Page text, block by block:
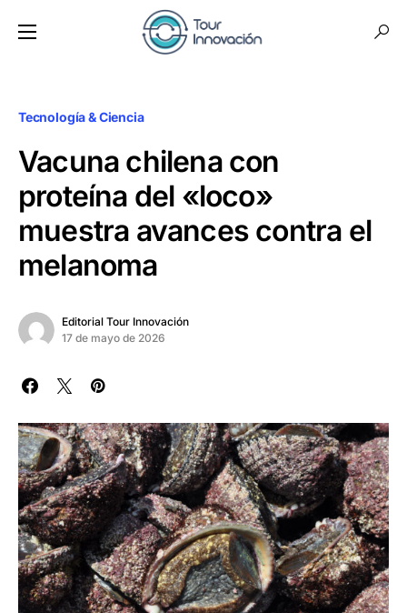
Tecnología & Ciencia
Vacuna chilena con
proteína del «loco»
muestra avances contra el
melanoma
Editorial Tour Innovación
17 de mayo de 2026